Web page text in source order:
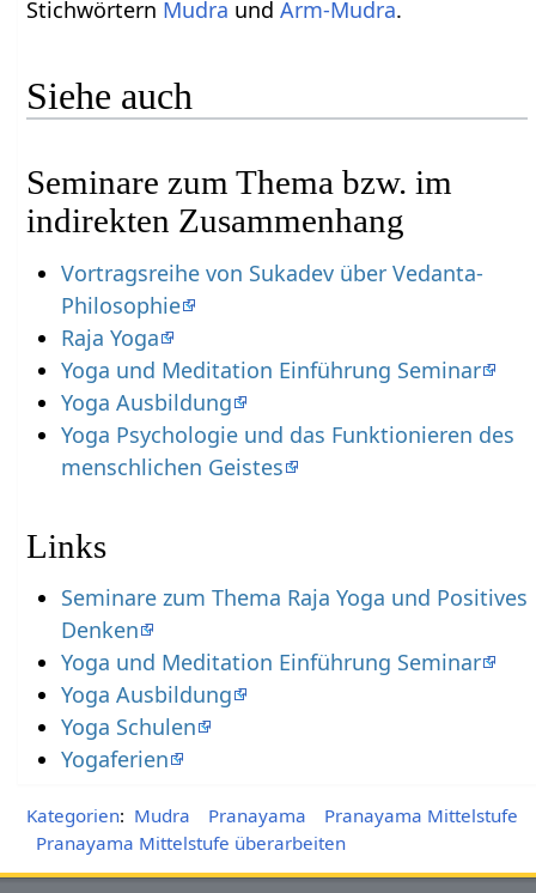
Stichwörtern Mudra undArm-Mudra.
Siehe auch
Seminare zum Thema bzw. im
indirekten Zusammenhang
Vortragsreihe von Sukadev über Vedanta-
Philosophie
Raja Yoga
Yoga und Meditation Einführung Seminar
Yoga Ausbildung
Yoga Psychologie und das Funktionieren des
menschlichen Geistes
Links
Seminare zum Thema Raja Yoga und Positives
Denken
Yoga und Meditation Einführung Seminar
Yoga Ausbildung
Yoga Schulen
Yogaferien
Kategorien: Mudra Pranayama
Pranayama Mittelstufe
Pranayama Mittelstufe überarbeiten